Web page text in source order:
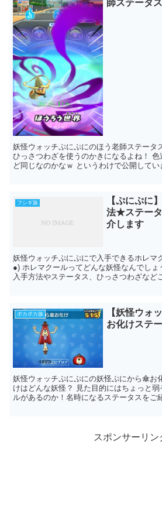
師ステータス
妖怪ウォッチぷにぷにのほう老師ステータ
ひっさつわざを使うのかきになるよね！
ど同じなのかなｗ というわけで公開してい
フシギ族
【ぷにぷに
法★ステー
介します
妖怪ウォッチぷにぷにで入手できるホレマ
●) ホレマクールってどんな妖怪なんでし
入手方法やステータス、ひっさつわざなど
ポカポカ族
【妖怪ウォ
お化けステ
妖怪ウォッチぷにぷにの妖怪ぷにから傘お
けはどんな妖怪？ 見た目的にはちょっと
ルがあるのか！名時になるステータスをご
スポンサーリン